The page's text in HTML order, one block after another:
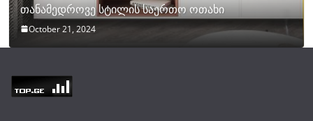
თანამედროვე სტილის საერთო ოთახი
October 21, 2024